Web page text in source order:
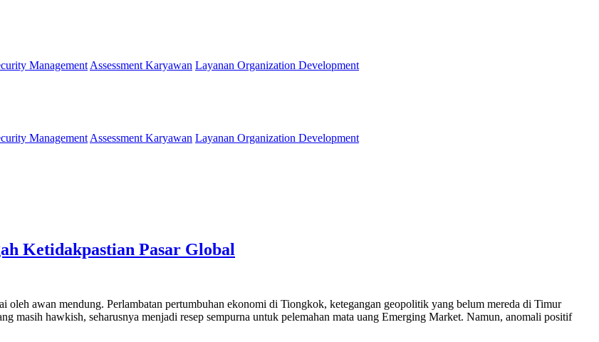
ManagementAssessment Karyawan Layanan Organization Development
ManagementAssessment Karyawan Layanan Organization Development
Ketidakpastian Pasar Global
awan mendung. Perlambatan pertumbuhan ekonomi di Tiongkok, ketegangan geopolitik yang belum mereda di Timur
masih hawkish, seharusnya menjadi resep sempurna untuk pelemahan mata uang Emerging Market. Namun, anomali positif